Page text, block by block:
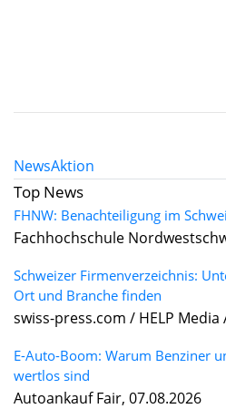
NewsAktion
Top News
FHNW: Benachteiligung im
Fachhochschule
Schweizer Firmenverzeichnis:
Ort und Branche finden
swiss-press.com / HELP Media
E-Auto-Boom: Warum Benziner
wertlos sind
Autoankauf Fair, 07.08.2026